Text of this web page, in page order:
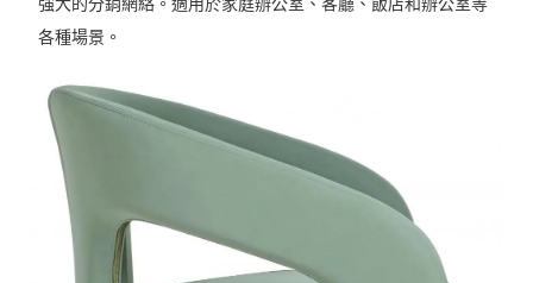
強大的分銷網絡。適用於家庭辦公室、客廳、飯店和辦公室等
各種場景。